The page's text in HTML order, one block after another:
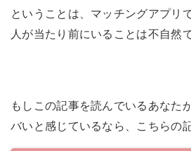
ということは、マッチングアプリ
人が当たり前にいることは不自然
もしこの記事を読んでいるあなた
バいと感じているなら、こちらの